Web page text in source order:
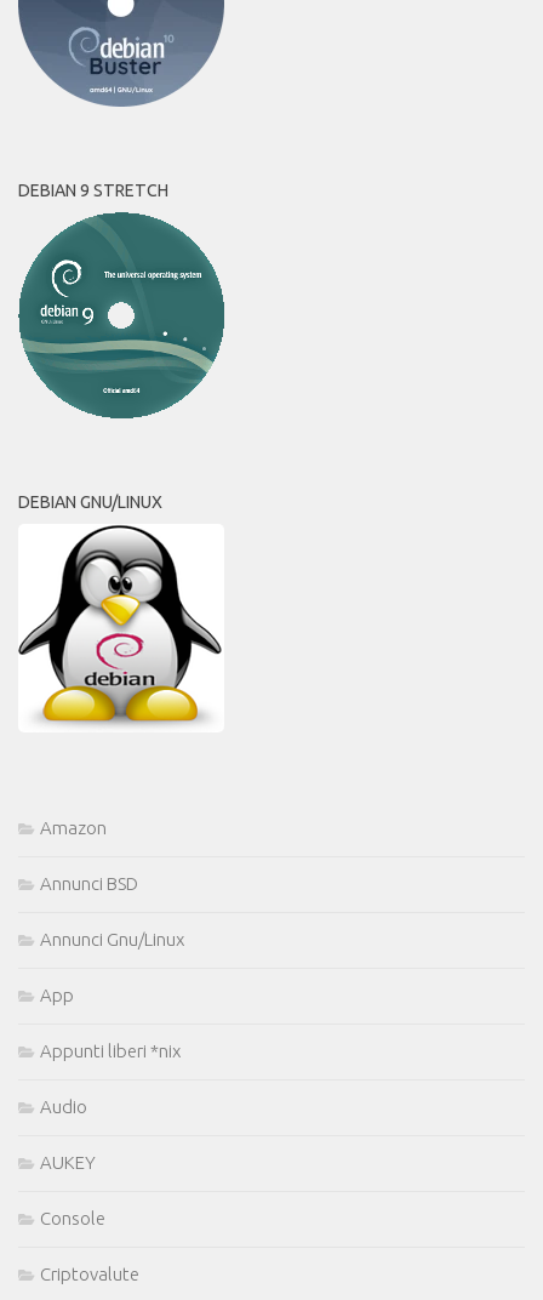
DEBIAN 9 STRETCH
DEBIAN GNU/LINUX
Amazon
Annunci BSD
Annunci Gnu/Linux
App
Appunti liberi *nix
Audio
AUKEY
Console
Criptovalute